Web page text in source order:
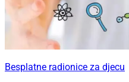
Besplatne radionice za djecu